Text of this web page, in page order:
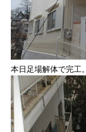
本日足場解体で完工。